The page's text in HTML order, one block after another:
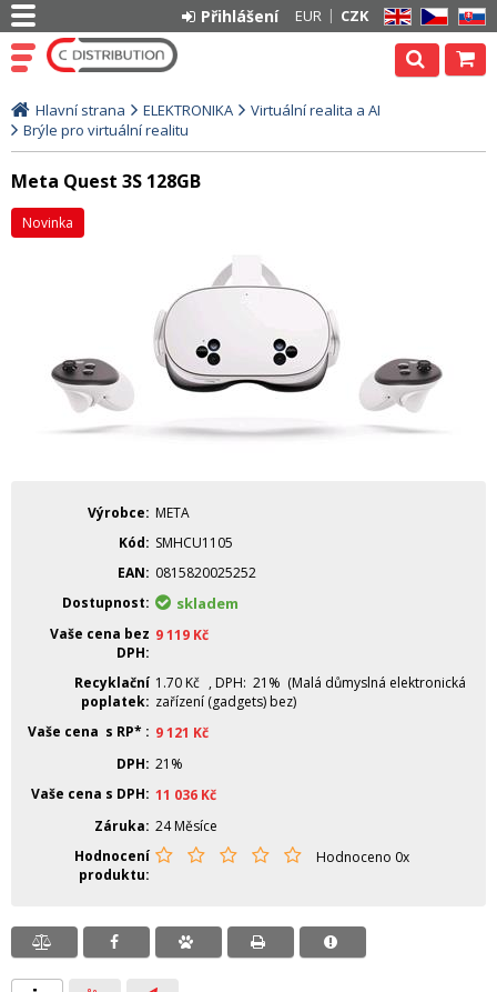
EN CZ SK
EUR CZK
Přihlášení
Hlavní strana ELEKTRONIKA
Virtuální realita a AI
Brýle pro virtuální realitu
Meta Quest 3S 128GB
Novinka
Výrobce
META
Kód
SMHCU1105
EAN
0815820025252
Dostupnost
skladem
Vaše cena bez
DPH
9 119 Kč
Recyklační
poplatek
1.70 Kč , DPH: 21% (Malá důmyslná elektronická
zařízení (gadgets) bez)
Vaše cena s RP*
9 121 Kč
DPH 21%
Vaše cena s DPH 11 036 Kč
Záruka 24 Měsíce
Hodnocení
produktu
Hodnoceno 0x